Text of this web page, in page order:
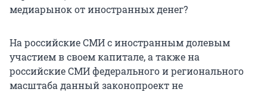
медиарынок от иностранных денег?
На российские СМИ c иностранным долевым
участием в своем капитале, а также на
российские СМИ федерального и регионального
масштаба данный законопроект не